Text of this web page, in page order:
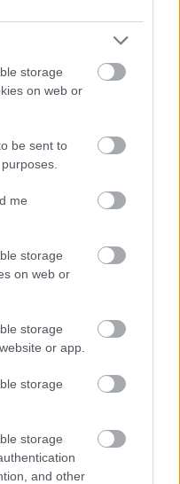
storage
on web or
be sent to
me
storage
on web or
storage
or app.
storage
storage
and other
δεν διαθέτει
ενημέρωσης, ούτε
στο νέο καθεστώς.